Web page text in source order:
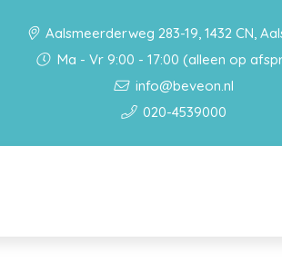
Aalsmeerderweg 283-19, 1432 CN,
Ma - Vr 9:00 - 17:00 (alleen op
info@beveon.nl
020-4539000